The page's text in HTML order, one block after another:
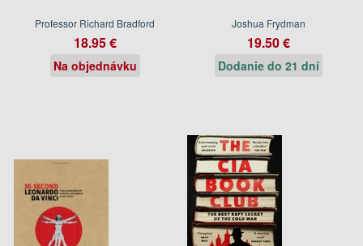
Professor Richard Bradford
18.95 €
Na objednávku
Joshua Frydman
19.50 €
Dodanie do 21 dní